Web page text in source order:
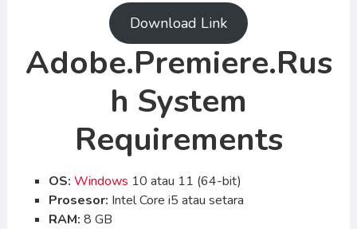
Download Link
Adobe.Premiere.Rus
h System
Requirements
OS: Windows 10 atau 11 (64-bit)
Prosesor: Intel Core i5 atau setara
RAM: 8 GB